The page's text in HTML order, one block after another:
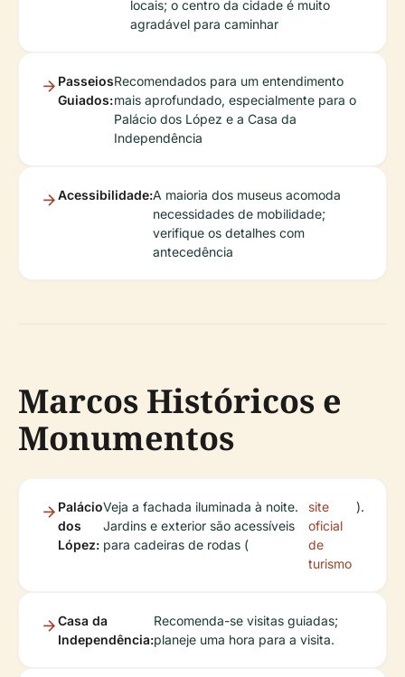
locais; o centro da cidade é muito
agradável para caminhar
Passeios
Guiados:
Recomendados para um entendimento
mais aprofundado, especialmente para o
Palácio dos López e a Casa da
Independência
Acessibilidade:A maioria dos museus acomoda
necessidades de mobilidade;
verifique os detalhes com
antecedência
Marcos Históricos e
Monumentos
Palácio
dos
López:
Veja a fachada iluminada à noite.
Jardins e exterior são acessíveis
para cadeiras de rodas (
site
oficial
de
turismo
).
Casa da
Independência:
Recomenda-se visitas guiadas;
planeje uma hora para a visita.